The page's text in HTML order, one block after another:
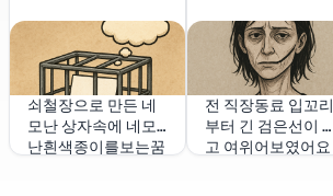
쇠철장으로 만든 네
모난 상자속에 네모
난흰색종이를보는꿈
전 직장동료 입꼬리
부터 긴 검은선이 있
고 여위어보였어요